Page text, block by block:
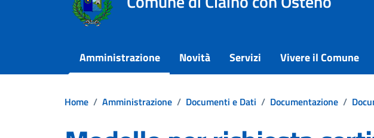
Amministrazione Novità Servizi Vivere il Comune
Home / Amministrazione / Documenti e Dati / Documentazione /